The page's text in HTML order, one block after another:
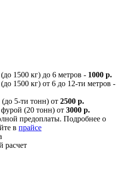
1500 кг) до 6 метров - 1000 р.
1500 кг) от 6 до 12-ти метров -
5-ти тонн) от 2500 р.
(20 тонн) от 3000 р.
предоплаты. Подробнее о
в прайсе
расчет